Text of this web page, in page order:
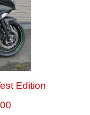
Edition